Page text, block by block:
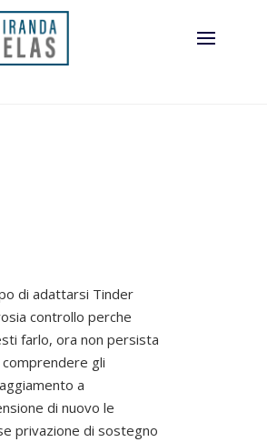
di adattarsi Tinder
controllo perche
farlo, ora non persista
gli
a
di nuovo le
privazione di sostegno